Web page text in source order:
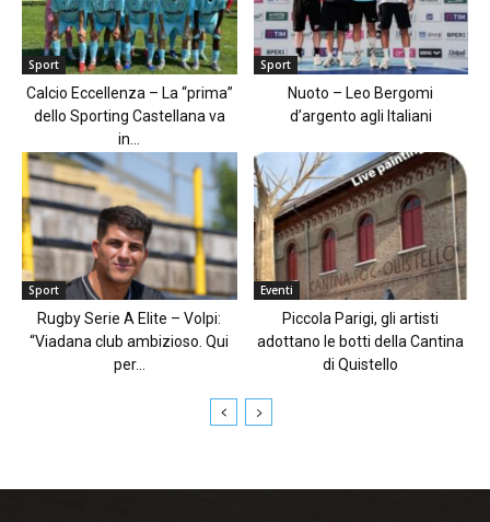
Sport
Calcio Eccellenza – La “prima”
dello Sporting Castellana va
in...
Sport
Nuoto – Leo Bergomi
d’argento agli Italiani
Sport
Rugby Serie A Elite – Volpi:
“Viadana club ambizioso. Qui
per...
Eventi
Piccola Parigi, gli artisti
adottano le botti della Cantina
di Quistello